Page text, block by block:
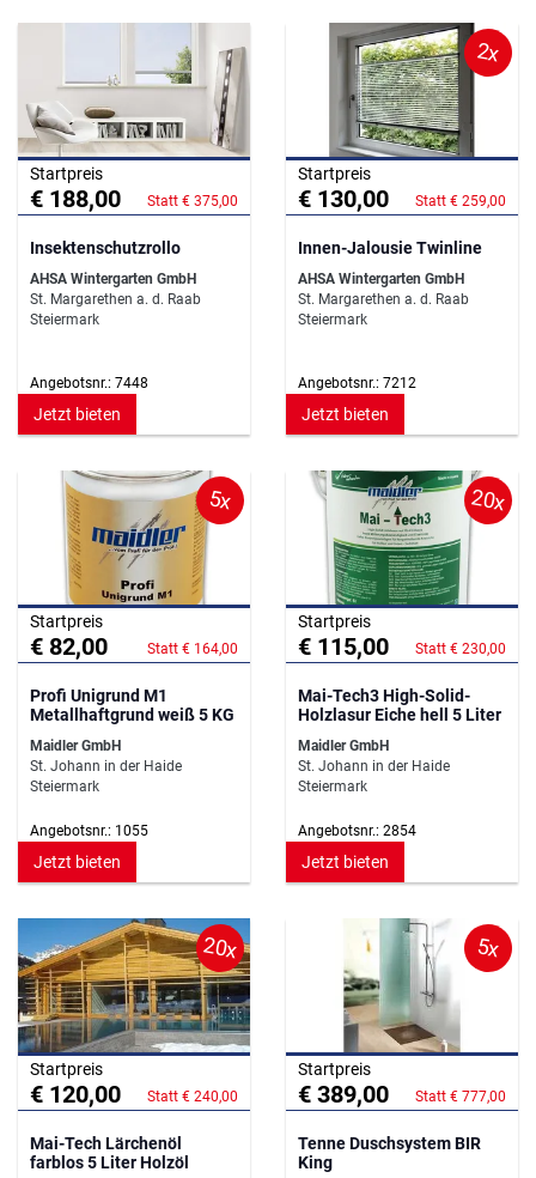
Startpreis
€ 188,00 Statt € 375,00
Insektenschutzrollo
AHSA Wintergarten GmbH
St. Margarethen a. d. Raab
Steiermark
Angebotsnr.: 7448
Jetzt bieten
2x
Startpreis
€ 130,00 Statt € 259,00
Innen-Jalousie Twinline
AHSA Wintergarten GmbH
St. Margarethen a. d. Raab
Steiermark
Angebotsnr.: 7212
Jetzt bieten
5x
Startpreis
€ 82,00 Statt € 164,00
Profi Unigrund M1
Metallhaftgrund weiß 5 KG
Maidler GmbH
St. Johann in der Haide
Steiermark
Angebotsnr.: 1055
Jetzt bieten
20x
Startpreis
€ 115,00 Statt € 230,00
Mai-Tech3 High-Solid-
Holzlasur Eiche hell 5 Liter
Maidler GmbH
St. Johann in der Haide
Steiermark
Angebotsnr.: 2854
Jetzt bieten
20x
Startpreis
€ 120,00 Statt € 240,00
Mai-Tech Lärchenöl
farblos 5 Liter Holzöl
5x
Startpreis
€ 389,00 Statt € 777,00
Tenne Duschsystem BIR
King